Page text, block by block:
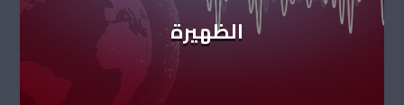
الظهيرة